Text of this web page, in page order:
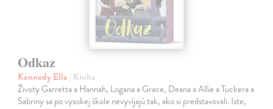
Odkaz
Kennedy Elle | Kniha
Životy Garretta a Hannah, Logana a Grace, Deana a Allie a Tuckera a
Sabriny sa po vysokej škole nevyvíjajú tak, ako si predstavovali. Iste,